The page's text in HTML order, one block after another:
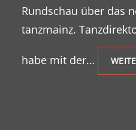
Rundschau über das
tanzmainz.
habe mit der…